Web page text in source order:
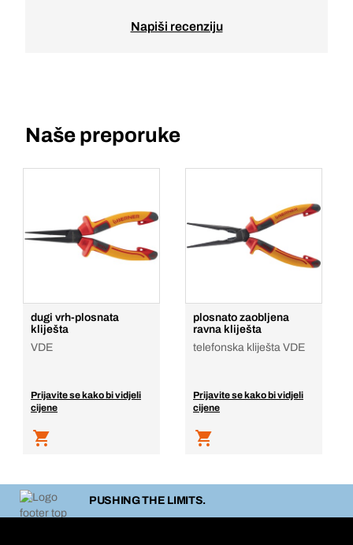
Napiši recenziju
Naše preporuke
dugi vrh-plosnata
kliješta
VDE
Prijavite se kako bi vidjeli
cijene
plosnato zaobljena
ravna kliješta
telefonska kliješta VDE
Prijavite se kako bi vidjeli
cijene
PUSHING THE LIMITS.